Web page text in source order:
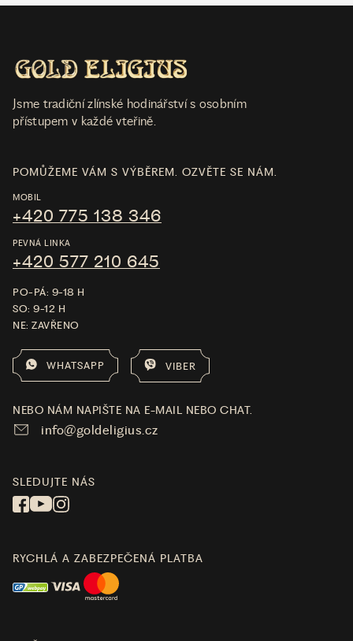
Jsme tradiční zlínské hodinářství s osobním
přístupem v každé vteřině.
POMŮŽEME VÁM S VÝBĚREM. OZVĚTE SE NÁM.
MOBIL
+420 775 138 346
PEVNÁ LINKA
+420 577 210 645
PO-PÁ: 9-18 H
SO: 9-12 H
NE: ZAVŘENO
WHATSAPP VIBER
NEBO NÁM NAPIŠTE NA E-MAIL NEBO CHAT.
info@goldeligius.cz
SLEDUJTE NÁS
RYCHLÁ A ZABEZPEČENÁ PLATBA